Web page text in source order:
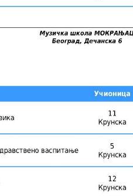
Гудачи и камерна
Дувачи и гитара
Соло певање
Традиционална музика
Општеобразовна настава